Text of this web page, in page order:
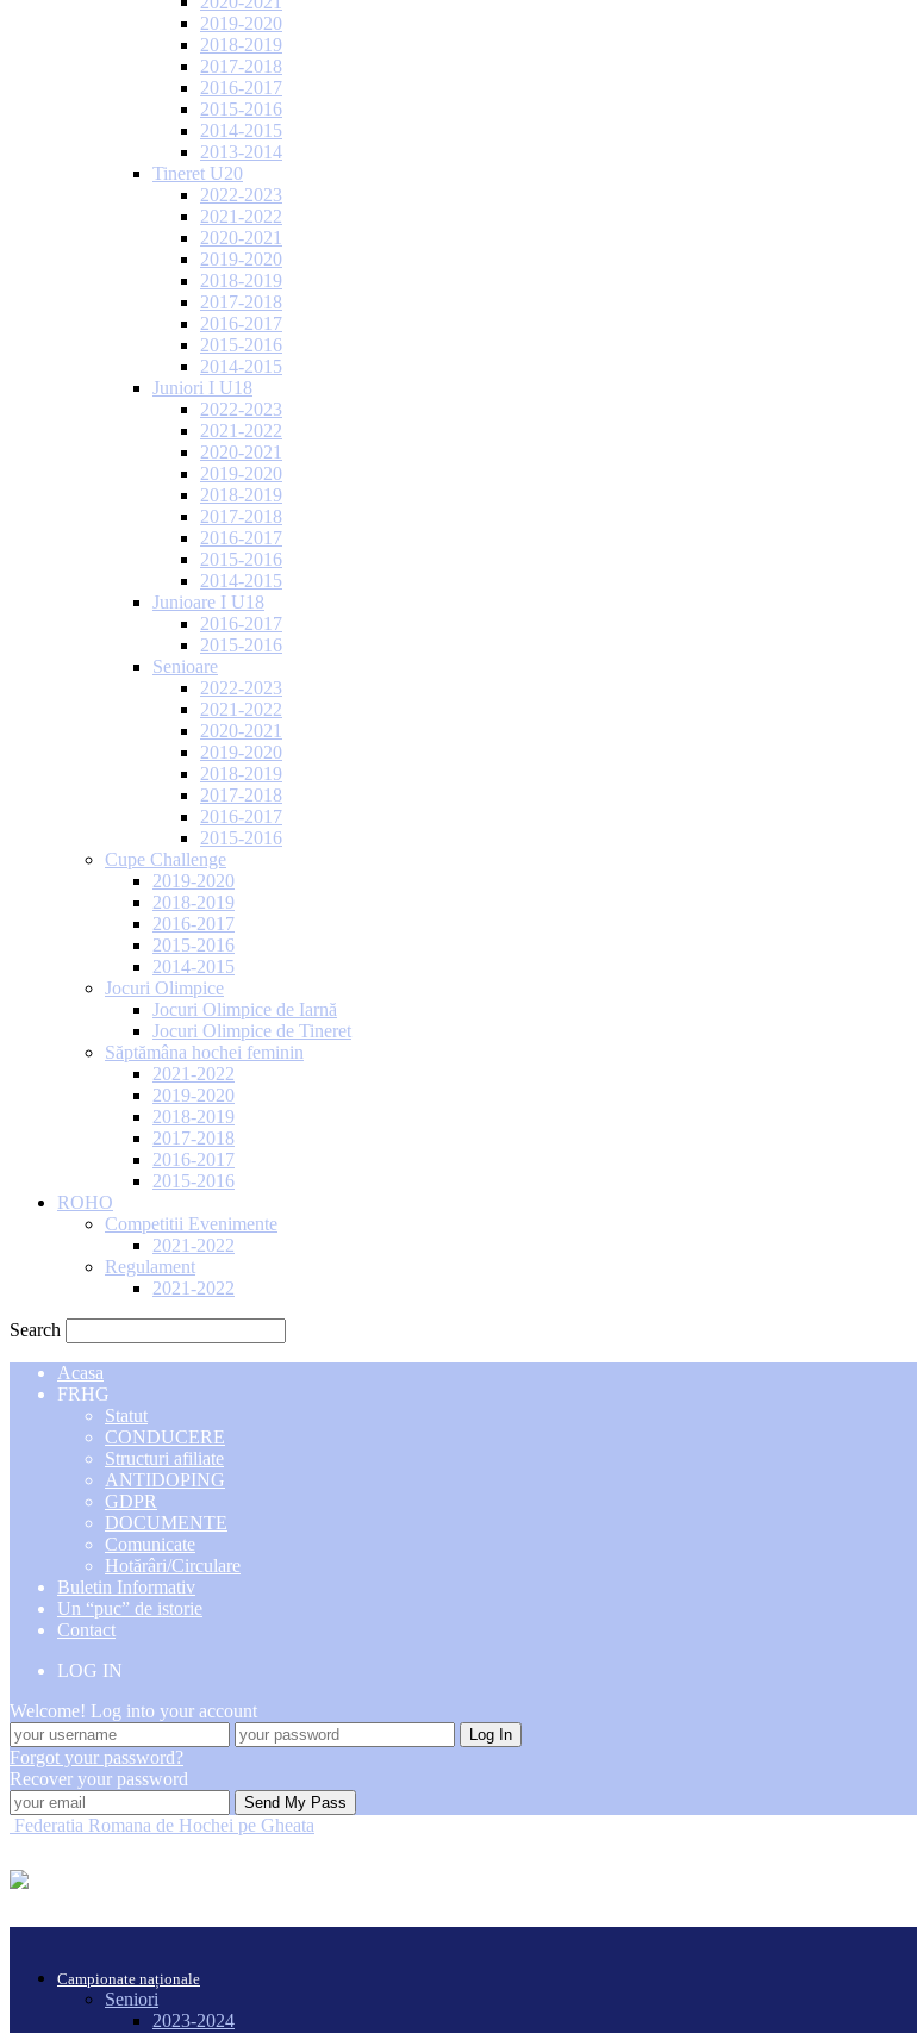
2019-2020
2018-2019
2017-2018
2016-2017
2015-2016
2014-2015
2013-2014
Tineret U20
2022-2023
2021-2022
2020-2021
2019-2020
2018-2019
2017-2018
2016-2017
2015-2016
2014-2015
Juniori I U18
2022-2023
2021-2022
2020-2021
2019-2020
2018-2019
2017-2018
2016-2017
2015-2016
2014-2015
Junioare I U18
2016-2017
2015-2016
Senioare
2022-2023
2021-2022
2020-2021
2019-2020
2018-2019
2017-2018
2016-2017
2015-2016
Cupe Challenge
2019-2020
2018-2019
2016-2017
2015-2016
2014-2015
Jocuri Olimpice
Jocuri Olimpice de Iarnă
Jocuri Olimpice de Tineret
Săptămâna hochei feminin
2021-2022
2019-2020
2018-2019
2017-2018
2016-2017
2015-2016
ROHO
Competitii Evenimente
2021-2022
Regulament
2021-2022
Search
Acasa
FRHG
Statut
CONDUCERE
Structuri afiliate
ANTIDOPING
GDPR
DOCUMENTE
Comunicate
Hotărâri/Circulare
Buletin Informativ
Un “puc” de istorie
Contact
LOG IN
Welcome! Log into your account
Forgot your password?
Recover your password
Federatia Romana de Hochei pe Gheata
Campionate naționale
Seniori
2023-2024